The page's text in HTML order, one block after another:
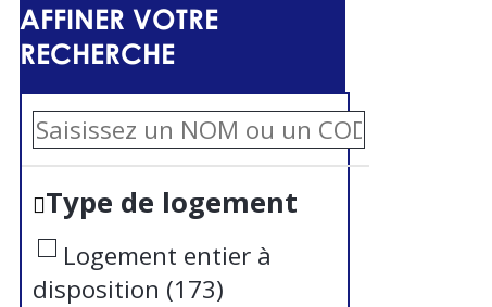
AFFINER VOTRE
RECHERCHE
Type de logement
Logement entier à
disposition (173)